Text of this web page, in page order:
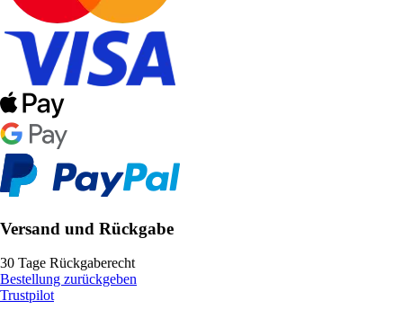
Versand und Rückgabe
30 Tage Rückgaberecht
Bestellung zurückgeben
Trustpilot